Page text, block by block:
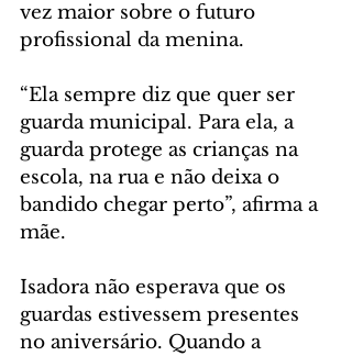
vez maior sobre o futuro
profissional da menina.
“Ela sempre diz que quer ser
guarda municipal. Para ela, a
guarda protege as crianças na
escola, na rua e não deixa o
bandido chegar perto”, afirma a
mãe.
Isadora não esperava que os
guardas estivessem presentes
no aniversário. Quando a